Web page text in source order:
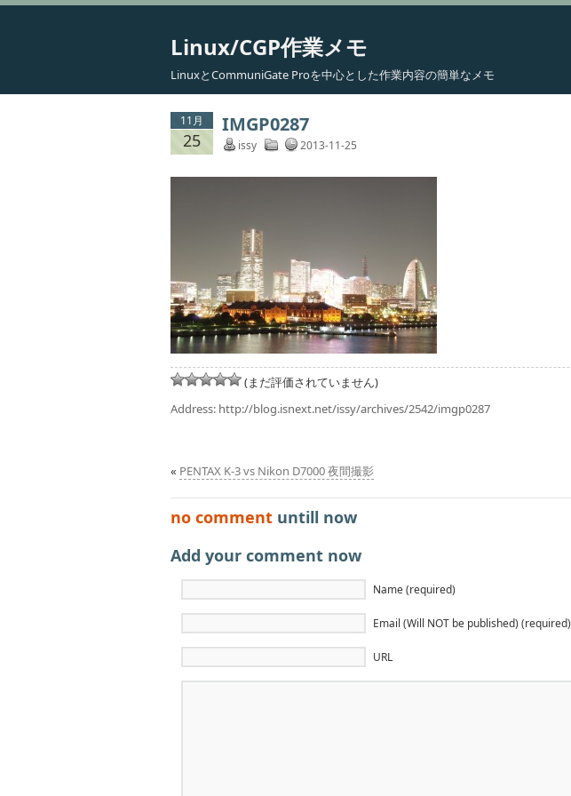
Linux/CGP作業メモ
LinuxとCommuniGate Proを中心とした作業内容の簡単なメモ
11月
25
IMGP0287
issy 2013-11-25
(まだ評価されていません)
Address: http://blog.isnext.net/issy/archives/2542/imgp0287
« PENTAX K-3 vs Nikon D7000 夜間撮影
no comment untill now
Add your comment now
Name (required)
Email (Will NOT be published) (required)
URL